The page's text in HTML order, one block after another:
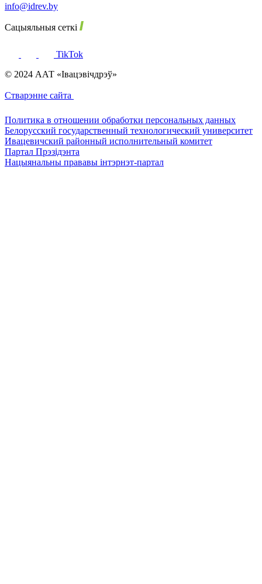
info@idrev.by
Сацыяльныя сеткі
TikTok
© 2024 ААТ «Івацэвічдрэў»
Стварэнне сайта
Политика в отношении обработки персональных данных
Белорусский государственный технологический университет
Ивацевичский районный исполнительный комитет
Партал Прэзідэнта
Нацыянальны прававы інтэрнэт-партал